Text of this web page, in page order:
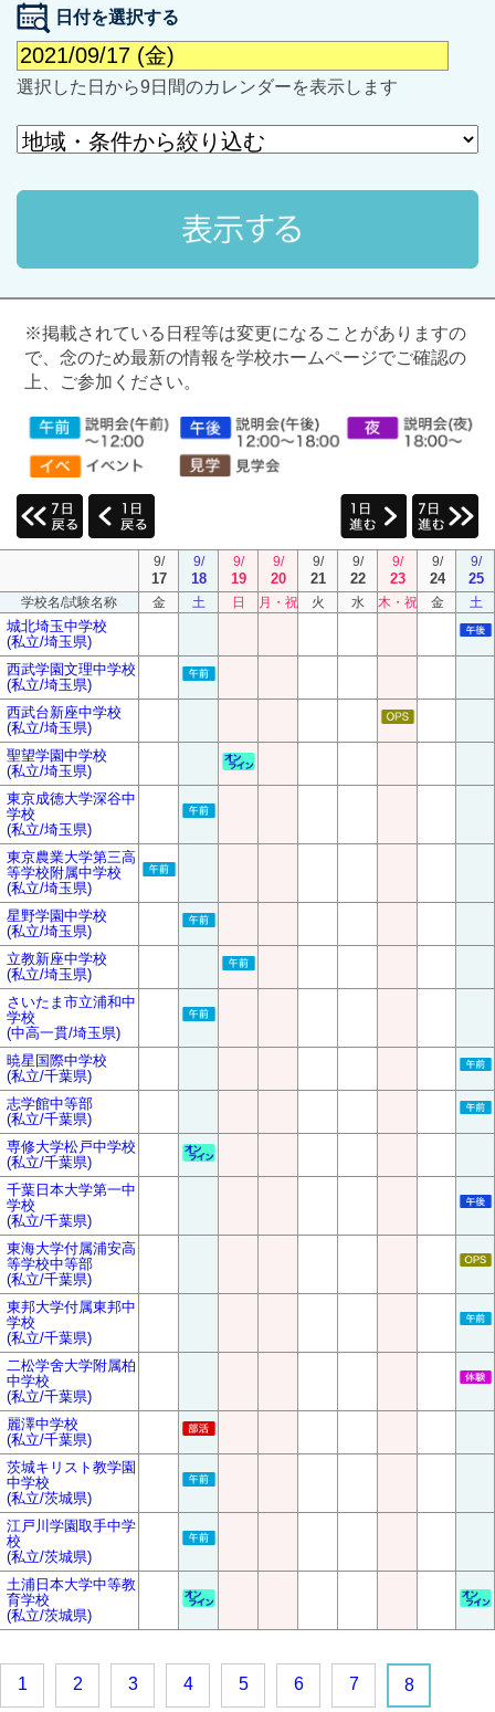
ブックマークした学校
ブックマークした学校はありません
日付を選択する
選択した日から9日間のカレンダーを表示します
※掲載されている日程等は変更になることがありますの
で、念のため最新の情報を学校ホームページでご確認の
上、ご参加ください。
9/
17
9/
18
9/
19
9/
20
9/
21
9/
22
9/
23
9/
24
9/
25
学校名/試験名称 金 土 日 月・祝 火 水 木・祝 金 土
城北埼玉中学校
(私立/埼玉県)
西武学園文理中学校
(私立/埼玉県)
西武台新座中学校
(私立/埼玉県)
聖望学園中学校
(私立/埼玉県)
東京成徳大学深谷中
学校
(私立/埼玉県)
東京農業大学第三高
等学校附属中学校
(私立/埼玉県)
星野学園中学校
(私立/埼玉県)
立教新座中学校
(私立/埼玉県)
さいたま市立浦和中
学校
(中高一貫/埼玉県)
暁星国際中学校
(私立/千葉県)
志学館中等部
(私立/千葉県)
専修大学松戸中学校
(私立/千葉県)
千葉日本大学第一中
学校
(私立/千葉県)
東海大学付属浦安高
等学校中等部
(私立/千葉県)
東邦大学付属東邦中
学校
(私立/千葉県)
二松学舍大学附属柏
中学校
(私立/千葉県)
麗澤中学校
(私立/千葉県)
茨城キリスト教学園
中学校
(私立/茨城県)
江戸川学園取手中学
校
(私立/茨城県)
土浦日本大学中等教
育学校
(私立/茨城県)
1 2 3 4 5 6 7 8